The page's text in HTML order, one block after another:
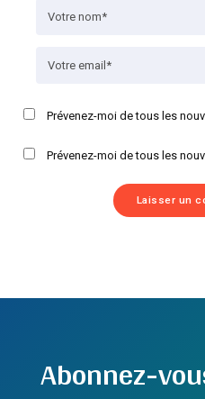
Prévenez-moi de tous les
Prévenez-moi de tous les
Abonnez-